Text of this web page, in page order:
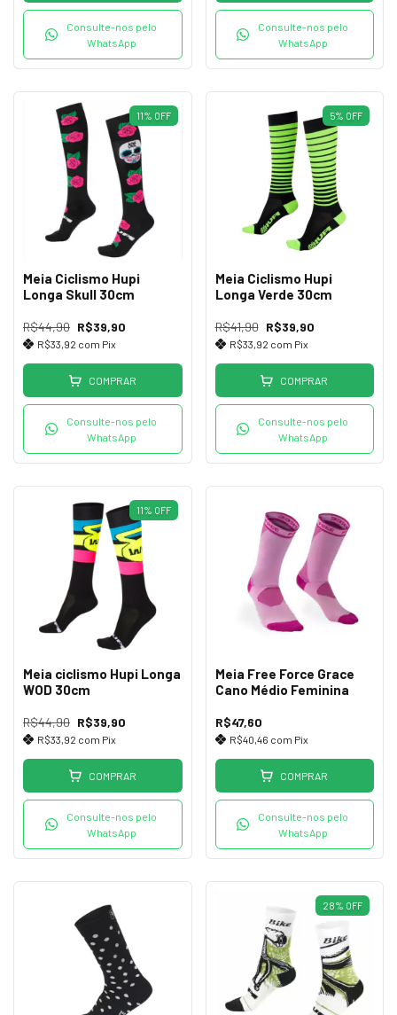
Consulte-nos pelo
WhatsApp
Consulte-nos pelo
WhatsApp
11% OFF
Meia Ciclismo Hupi
Longa Skull 30cm
R$44,90 R$39,90
R$33,92 com Pix
COMPRAR
Consulte-nos pelo
WhatsApp
5% OFF
Meia Ciclismo Hupi
Longa Verde 30cm
R$41,90 R$39,90
R$33,92 com Pix
COMPRAR
Consulte-nos pelo
WhatsApp
11% OFF
Meia ciclismo Hupi Longa
WOD 30cm
R$44,90 R$39,90
R$33,92 com Pix
COMPRAR
Consulte-nos pelo
WhatsApp
Meia Free Force Grace
Cano Médio Feminina
R$47,60
R$40,46 com Pix
COMPRAR
Consulte-nos pelo
WhatsApp
28% OFF